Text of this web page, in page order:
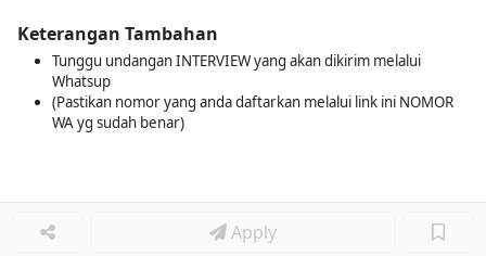
Keterangan Tambahan
Tunggu undangan INTERVIEW yang akan dikirim melalui
Whatsup
(Pastikan nomor yang anda daftarkan melalui link ini NOMOR
WA yg sudah benar)
Apply